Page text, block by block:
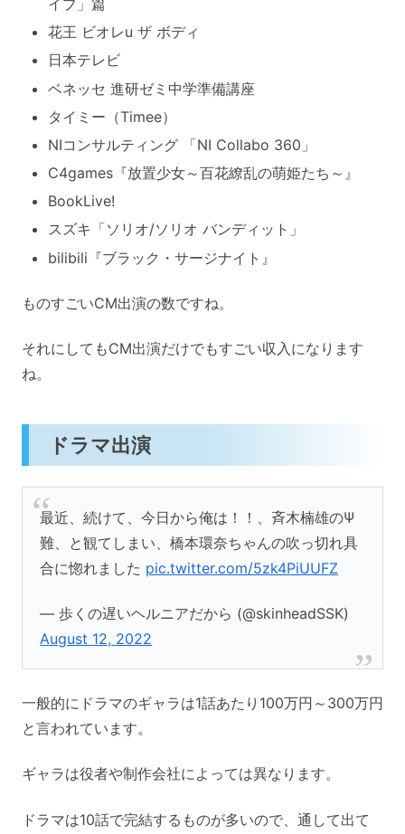
花王 ビオレu ザ ボディ
日本テレビ
ベネッセ 進研ゼミ中学準備講座
タイミー（Timee）
NIコンサルティング 「NI Collabo 360」
C4games『放置少女～百花繚乱の萌姫たち～』
BookLive!
スズキ「ソリオ/ソリオ バンディット」
bilibili『ブラック・サージナイト』
ものすごいCM出演の数ですね。
それにしてもCM出演だけでもすごい収入になります
ね。
ドラマ出演
最近、続けて、今日から俺は！！、斉木楠雄のΨ
難、と観てしまい、橋本環奈ちゃんの吹っ切れ具
合に惚れました pic.twitter.com/5zk4PiUUFZ
— 歩くの遅いヘルニアだから (@skinheadSSK)
August 12, 2022
一般的にドラマのギャラは1話あたり100万円～300万円
と言われています。
ギャラは役者や制作会社によっては異なります。
ドラマは10話で完結するものが多いので、通して出て